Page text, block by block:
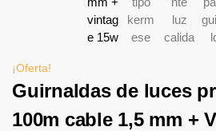
¡Oferta!
Guirnaldas de luces
100m cable 1,5 mm +